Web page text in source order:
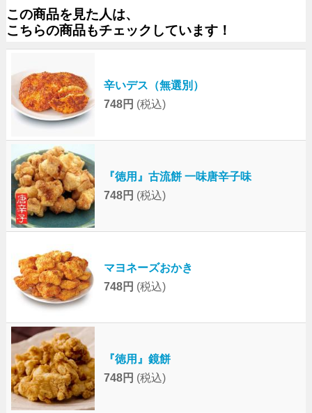
この商品を見た人は、
こちらの商品もチェックしています！
辛いデス（無選別）
748円 (税込)
『徳用』古流餅 一味唐辛子味
748円 (税込)
マヨネーズおかき
748円 (税込)
『徳用』鏡餅
748円 (税込)